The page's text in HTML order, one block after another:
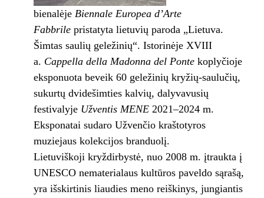
bienalėje Biennale Europea d’Arte
Fabbrilepristatyta lietuvių paroda „Lietuva.
Šimtas saulių geležinių“. Istorinėje XVIII
a. Cappella della Madonna del Pontekoplyčioje
eksponuota beveik 60 geležinių kryžių-saulučių,
sukurtų dvidešimties kalvių, dalyvavusių
festivalyje Užventis MENE2021–2024 m.
Eksponatai sudaro Užvenčio kraštotyros
muziejaus kolekcijos branduolį.
Lietuviškoji kryždirbystė, nuo 2008 m. įtraukta į
UNESCO nematerialaus kultūros paveldo sąrašą,
yra išskirtinis liaudies meno reiškinys, jungiantis